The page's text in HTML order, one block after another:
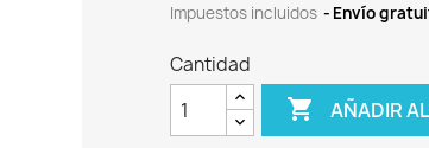
Impuestos incluidos Envío
Cantidad
 AÑADIR